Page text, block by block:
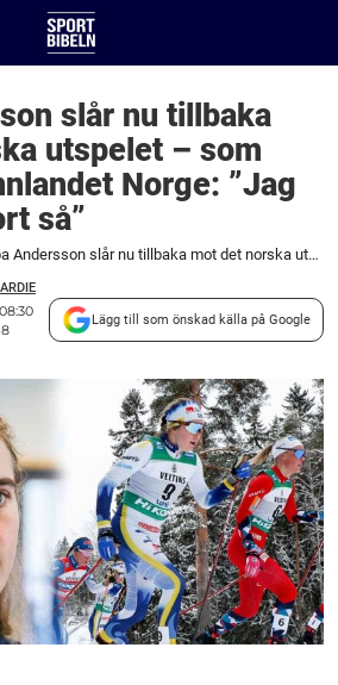
slår nu tillbaka
utspelet – som
Norge: ”Jag
så”
Ebba Andersson slår nu tillbaka mot det norska utspelet – som splittrar grannlandet Norge: "Jag hade inte gjort så"
Lägg till som önskad källa på Google